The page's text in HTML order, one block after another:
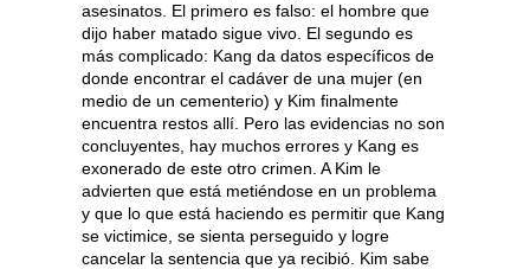
asesinatos. El primero es falso: el hombre que
dijo haber matado sigue vivo. El segundo es
más complicado: Kang da datos específicos de
donde encontrar el cadáver de una mujer (en
medio de un cementerio) y Kim finalmente
encuentra restos allí. Pero las evidencias no son
concluyentes, hay muchos errores y Kang es
exonerado de este otro crimen. A Kim le
advierten que está metiéndose en un problema
y que lo que está haciendo es permitir que Kang
se victimice, se sienta perseguido y logre
cancelar la sentencia que ya recibió. Kim sabe